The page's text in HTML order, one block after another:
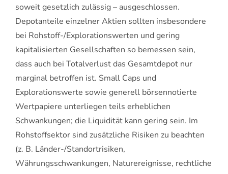
soweit gesetzlich zulässig – ausgeschlossen.
Depotanteile einzelner Aktien sollten insbesondere
bei Rohstoff-/Explorationswerten und gering
kapitalisierten Gesellschaften so bemessen sein,
dass auch bei Totalverlust das Gesamtdepot nur
marginal betroffen ist. Small Caps und
Explorationswerte sowie generell börsennotierte
Wertpapiere unterliegen teils erheblichen
Schwankungen; die Liquidität kann gering sein. Im
Rohstoffsektor sind zusätzliche Risiken zu beachten
(z. B. Länder-/Standortrisiken,
Währungsschwankungen, Naturereignisse, rechtliche